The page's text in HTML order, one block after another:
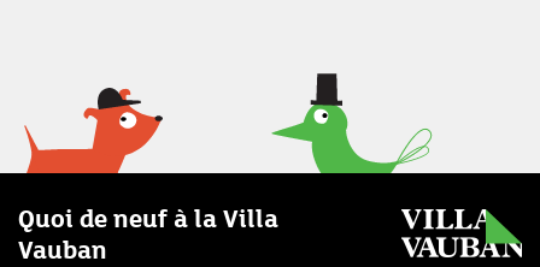
Quoi de neuf à la Villa
Vauban